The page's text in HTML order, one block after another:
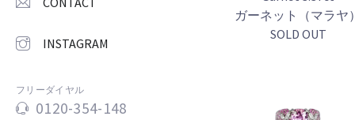
INSTAGRAM
フリーダイヤル
0120-354-148
ガーネット（マラヤ）
SOLD OUT